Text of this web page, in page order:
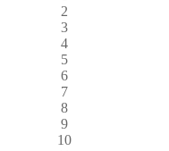
2
3
4
5
6
7
8
9
10